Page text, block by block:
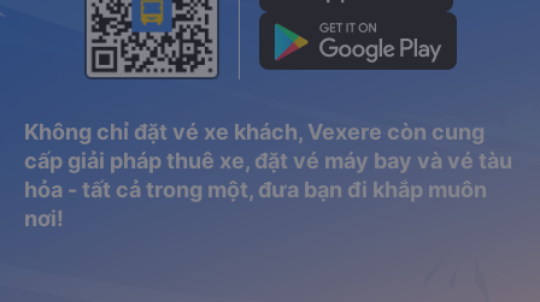
Không chỉ đặt vé xe khách, Vexere còn cung
cấp giải pháp thuê xe, đặt vé máy bay và vé tàu
hỏa - tất cả trong một, đưa bạn đi khắp muôn
nơi!